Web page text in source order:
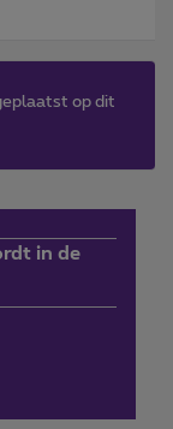
op dit
in de